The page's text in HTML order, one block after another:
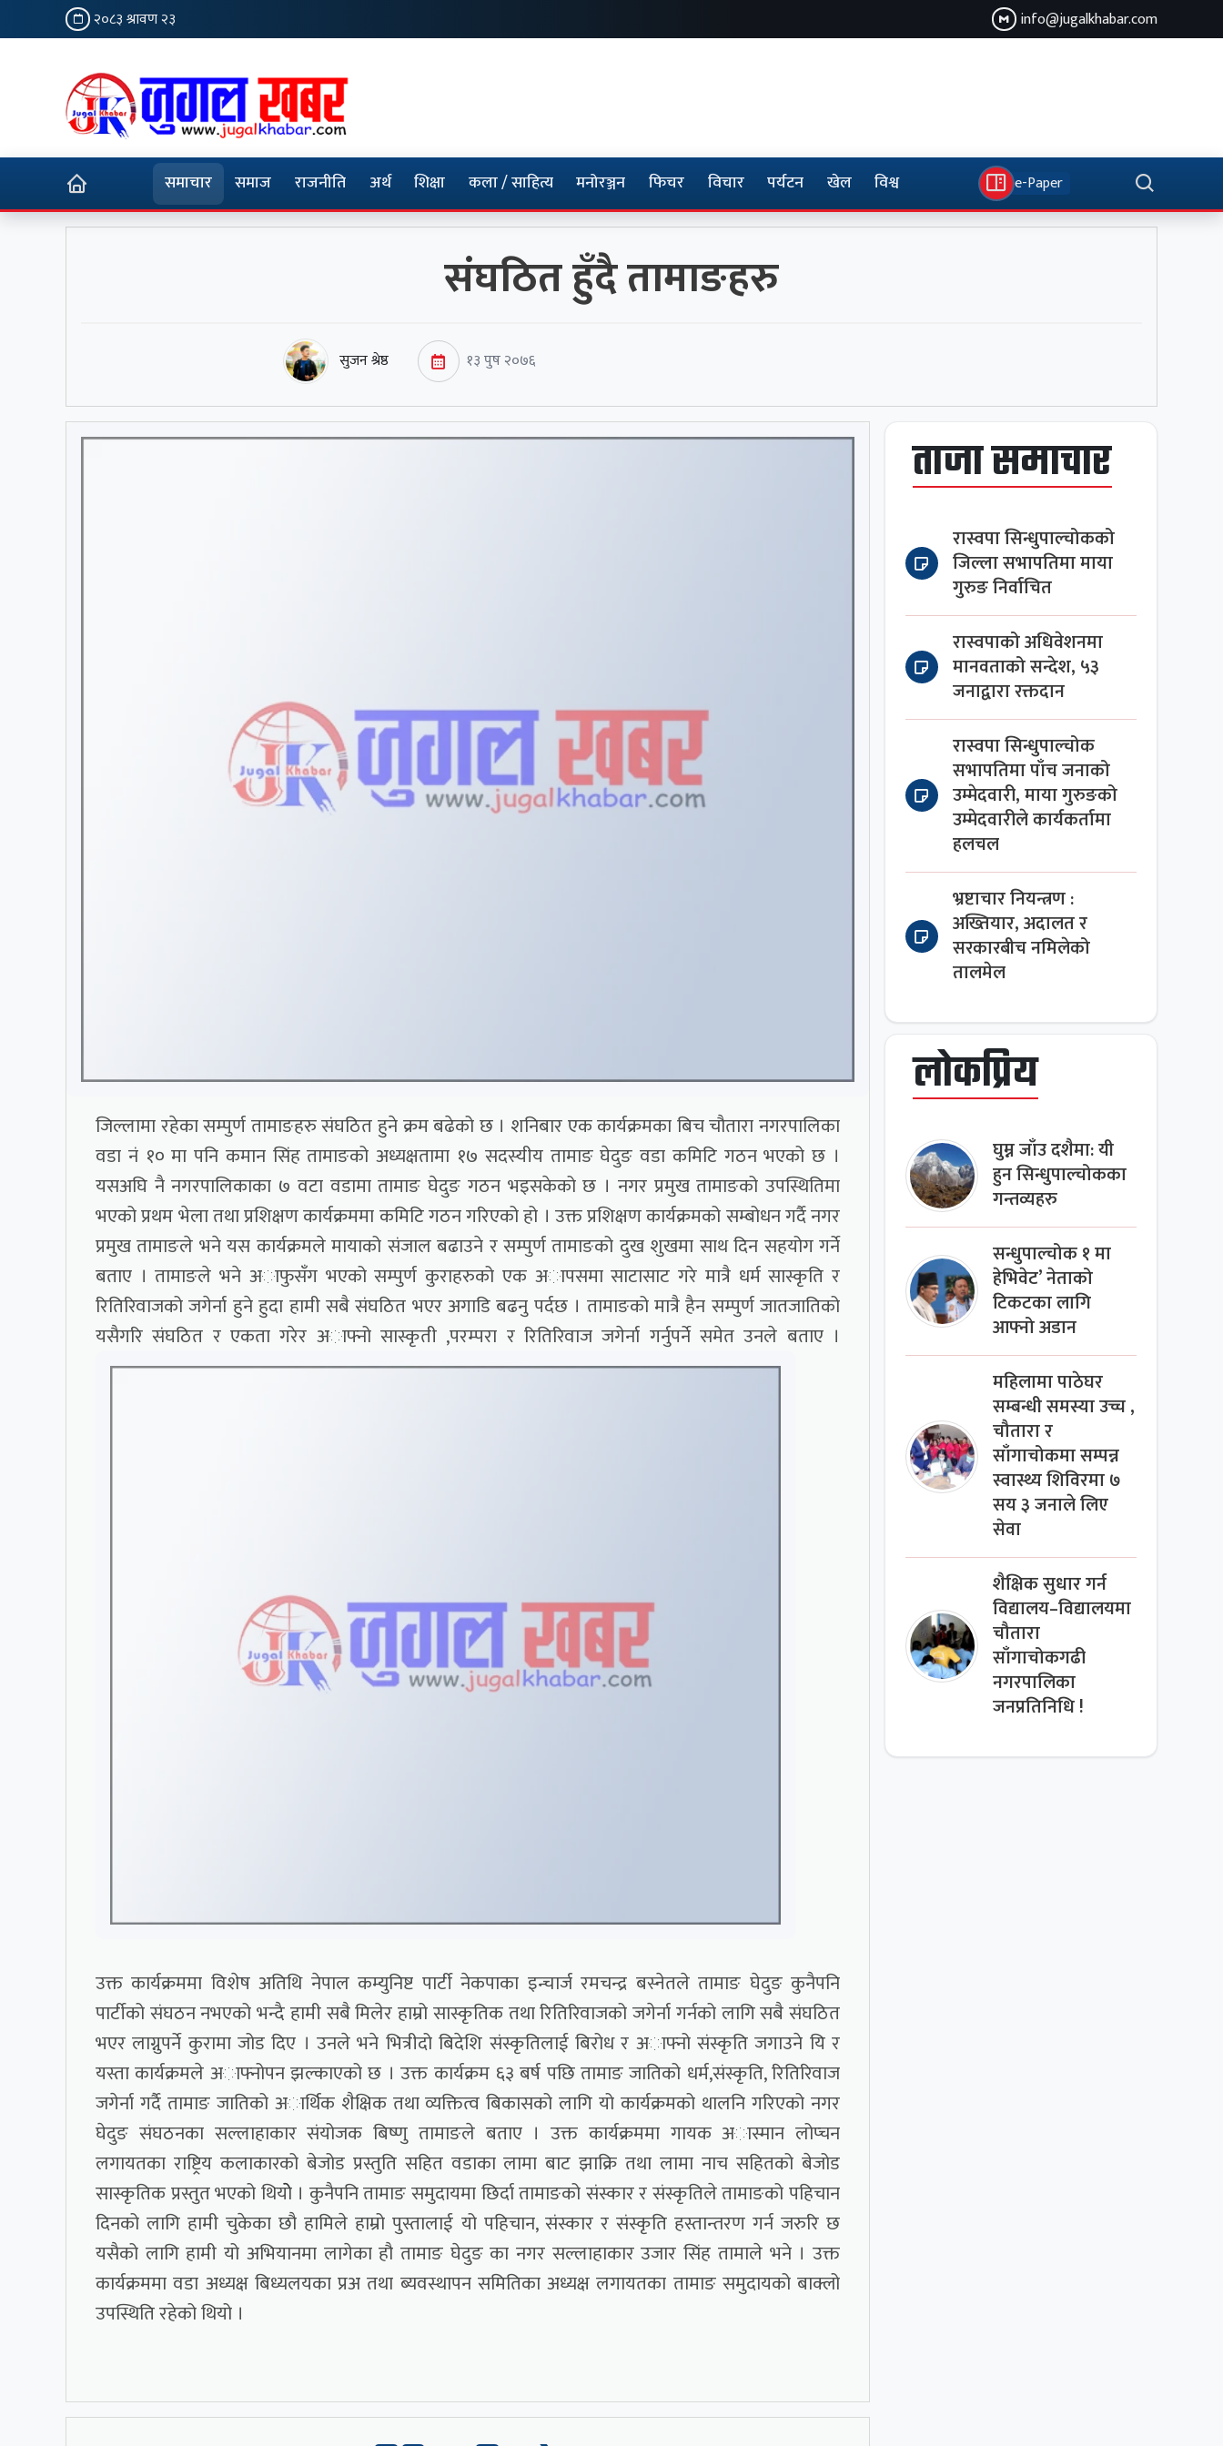
२०८३ श्रावण २३ info@jugalkhabar.com
समाचार समाज राजनीति अर्थ शिक्षा कला / साहित्य मनोरञ्जन फिचर विचार पर्यटन खेल विश्व e-Paper
संघठित हुँदै तामाङहरु
सुजन श्रेष्ठ १३ पुष २०७६
जिल्लामा रहेका सम्पुर्ण तामाङहरु संघठित हुने क्रम बढेको छ । शनिबार एक कार्यक्रमका बिच चौतारा नगरपालिका
वडा नं १० मा पनि कमान सिंह तामाङको अध्यक्षतामा १७ सदस्यीय तामाङ घेदुङ वडा कमिटि गठन भएको छ ।
यसअघि नै नगरपालिकाका ७ वटा वडामा तामाङ घेदुङ गठन भइसकेको छ । नगर प्रमुख तामाङको उपस्थितिमा
भएको प्रथम भेला तथा प्रशिक्षण कार्यक्रममा कमिटि गठन गरिएको हो । उक्त प्रशिक्षण कार्यक्रमको सम्बोधन गर्दै नगर
प्रमुख तामाङले भने यस कार्यक्रमले मायाको संजाल बढाउने र सम्पुर्ण तामाङको दुख शुखमा साथ दिन सहयोग गर्ने
बताए । तामाङले भने अाफुसँग भएको सम्पुर्ण कुराहरुको एक अापसमा साटासाट गरे मात्रै धर्म सास्कृति र
रितिरिवाजको जगेर्ना हुने हुदा हामी सबै संघठित भएर अगाडि बढनु पर्दछ । तामाङको मात्रै हैन सम्पुर्ण जातजातिको
यसैगरि संघठित र एकता गरेर अाफ्नो सास्कृती ,परम्परा र रितिरिवाज जगेर्ना गर्नुपर्ने समेत उनले बताए ।
उक्त कार्यक्रममा विशेष अतिथि नेपाल कम्युनिष्ट पार्टी नेकपाका इन्चार्ज रमचन्द्र बस्नेतले तामाङ घेदुङ कुनैपनि
पार्टीको संघठन नभएको भन्दै हामी सबै मिलेर हाम्रो सास्कृतिक तथा रितिरिवाजको जगेर्ना गर्नको लागि सबै संघठित
भएर लाग्नुपर्ने कुरामा जोड दिए । उनले भने भित्रीदो बिदेशि संस्कृतिलाई बिरोध र अाफ्नो संस्कृति जगाउने यि र
यस्ता कार्यक्रमले अाफ्नोपन झल्काएको छ । उक्त कार्यक्रम ६३ बर्ष पछि तामाङ जातिको धर्म,संस्कृति, रितिरिवाज
जगेर्ना गर्दै तामाङ जातिको अार्थिक शैक्षिक तथा व्यक्तित्व बिकासको लागि यो कार्यक्रमको थालनि गरिएको नगर
घेदुङ संघठनका सल्लाहाकार संयोजक बिष्णु तामाङले बताए । उक्त कार्यक्रममा गायक अास्मान लोप्चन
लगायतका राष्ट्रिय कलाकारको बेजोड प्रस्तुति सहित वडाका लामा बाट झाक्रि तथा लामा नाच सहितको बेजोड
सास्कृतिक प्रस्तुत भएको थियोे । कुनैपनि तामाङ समुदायमा छिर्दा तामाङको संस्कार र संस्कृतिले तामाङको पहिचान
दिनको लागि हामी चुकेका छौ हामिले हाम्रो पुस्तालाई यो पहिचान, संस्कार र संस्कृति हस्तान्तरण गर्न जरुरि छ
यसैको लागि हामी यो अभियानमा लागेका हौ तामाङ घेदुङ का नगर सल्लाहाकार उजार सिंह तामाले भने । उक्त
कार्यक्रममा वडा अध्यक्ष बिध्यलयका प्रअ तथा ब्यवस्थापन समितिका अध्यक्ष लगायतका तामाङ समुदायको बाक्लो
उपस्थिति रहेको थियो ।
ताजा समाचार
रास्वपा सिन्धुपाल्चोकको
जिल्ला सभापतिमा माया
गुरुङ निर्वाचित
रास्वपाको अधिवेशनमा
मानवताको सन्देश, ५३
जनाद्वारा रक्तदान
रास्वपा सिन्धुपाल्चोक
सभापतिमा पाँच जनाको
उम्मेदवारी, माया गुरुङको
उम्मेदवारीले कार्यकर्तामा
हलचल
भ्रष्टाचार नियन्त्रण :
अख्तियार, अदालत र
सरकारबीच नमिलेको
तालमेल
लोकप्रिय
घुम्न जाँउ दशैमा: यी
हुन सिन्धुपाल्चोकका
गन्तव्यहरु
सन्धुपाल्चोक १ मा
हेभिवेट’ नेताको
टिकटका लागि
आफ्नो अडान
महिलामा पाठेघर
सम्बन्धी समस्या उच्च ,
चौतारा र
साँगाचोकमा सम्पन्न
स्वास्थ्य शिविरमा ७
सय ३ जनाले लिए
सेवा
शैक्षिक सुधार गर्न
विद्यालय–विद्यालयमा
चौतारा
साँगाचोकगढी
नगरपालिका
जनप्रतिनिधि !